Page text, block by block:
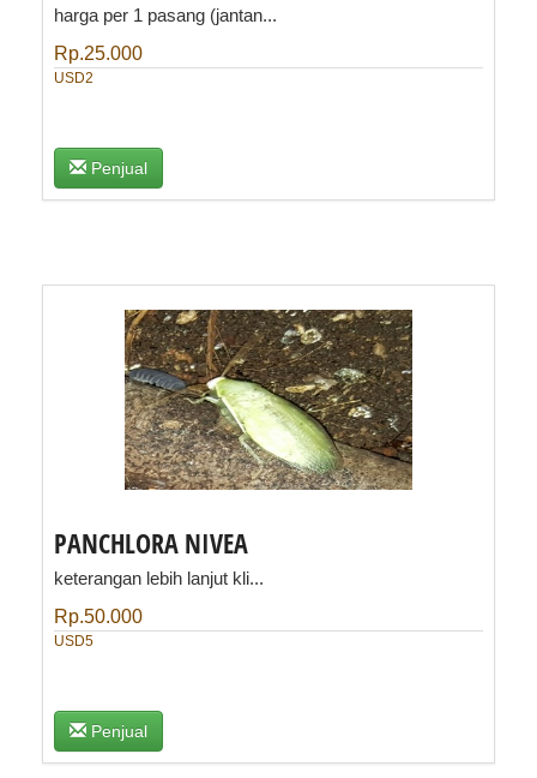
harga per 1 pasang (jantan...
Rp.25.000
USD2
Penjual
PANCHLORA NIVEA
keterangan lebih lanjut kli...
Rp.50.000
USD5
Penjual